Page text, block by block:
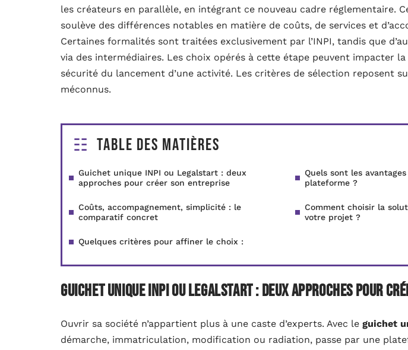
les créateurs en parallèle, en intégrant ce nouveau cadre réglementaire.
soulève des différences notables en matière de coûts, de services et
Certaines formalités sont traitées exclusivement par l’INPI, tandis que
via des intermédiaires. Les choix opérés à cette étape peuvent impacter
sécurité du lancement d’une activité. Les critères de sélection reposent
méconnus.
Table des matières
Guichet unique INPI ou Legalstart : deux
approches pour créer son entreprise
Quels sont les
plateforme ?
Coûts, accompagnement, simplicité : le
comparatif concret
Comment choisir la
votre projet ?
Quelques critères pour affiner le choix :
Guichet unique INPI ou Legalstart : deux approches pour
Ouvrir sa société n’appartient plus à une caste d’experts. Avec le guichet
démarche, immatriculation, modification ou radiation, passe par une